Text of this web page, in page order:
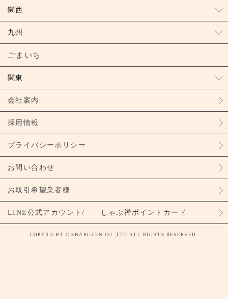
関西
九州
ごまいち
関東
会社案内
採用情報
プライバシーポリシー
お問い合わせ
お取引希望業者様
LINE公式アカウント/ しゃぶ禅ポイントカード
COPYRIGHT © SHABUZEN CO.,LTD.ALL RIGHTS RESERVED.